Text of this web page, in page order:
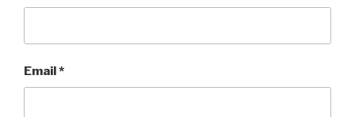
Email*